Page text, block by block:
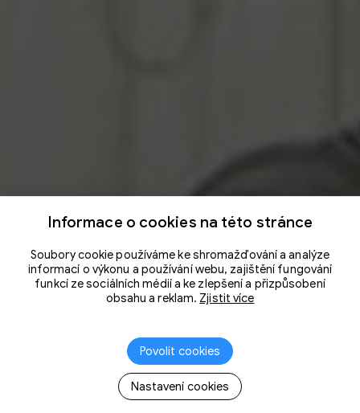
Informace o cookies na této stránce
Soubory cookie používáme ke shromažďování a analýze
informací o výkonu a používání webu, zajištění fungování
funkcí ze sociálních médií a ke zlepšení a přizpůsobení
obsahu a reklam. Zjistit více
Povolit cookies
Nastavení cookies